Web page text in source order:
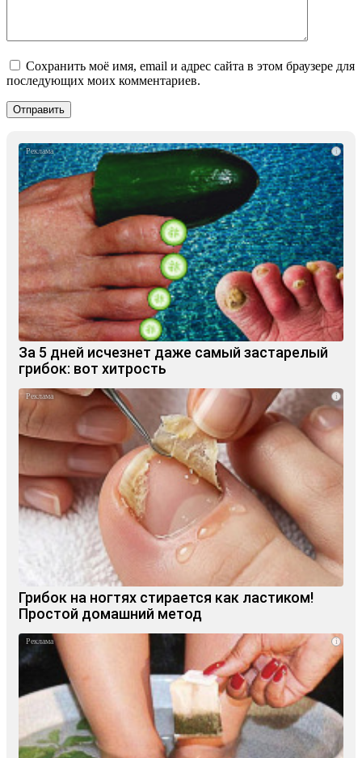
Сохранить моё имя, email и адрес сайта в этом браузере для
последующих моих комментариев.
i
За 5 дней исчезнет даже самый застарелый
грибок: вот хитрость
i
Грибок на ногтях стирается как ластиком!
Простой домашний метод
i